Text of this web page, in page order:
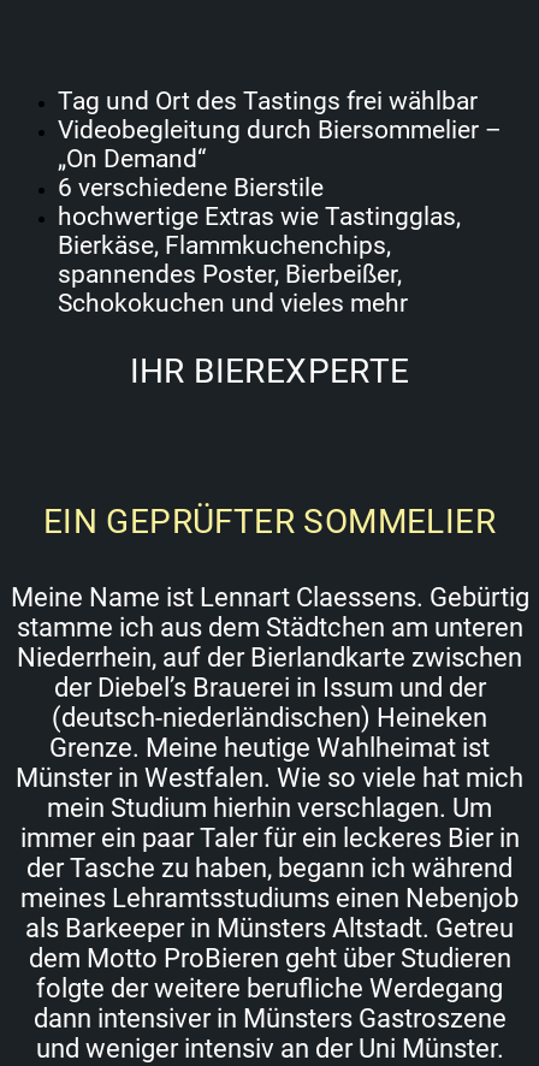
Tag und Ort des Tastings frei wählbar
Videobegleitung durch Biersommelier –
„On Demand“
6 verschiedene Bierstile
hochwertige Extras wie Tastingglas,
Bierkäse, Flammkuchenchips,
spannendes Poster, Bierbeißer,
Schokokuchen und vieles mehr
IHR BIEREXPERTE
EIN GEPRÜFTER SOMMELIER
Meine Name ist Lennart Claessens. Gebürtig
stamme ich aus dem Städtchen am unteren
Niederrhein, auf der Bierlandkarte zwischen
der Diebel’s Brauerei in Issum und der
(deutsch-niederländischen) Heineken
Grenze. Meine heutige Wahlheimat ist
Münster in Westfalen. Wie so viele hat mich
mein Studium hierhin verschlagen. Um
immer ein paar Taler für ein leckeres Bier in
der Tasche zu haben, begann ich während
meines Lehramtsstudiums einen Nebenjob
als Barkeeper in Münsters Altstadt. Getreu
dem Motto ProBieren geht über Studieren
folgte der weitere berufliche Werdegang
dann intensiver in Münsters Gastroszene
und weniger intensiv an der Uni Münster.